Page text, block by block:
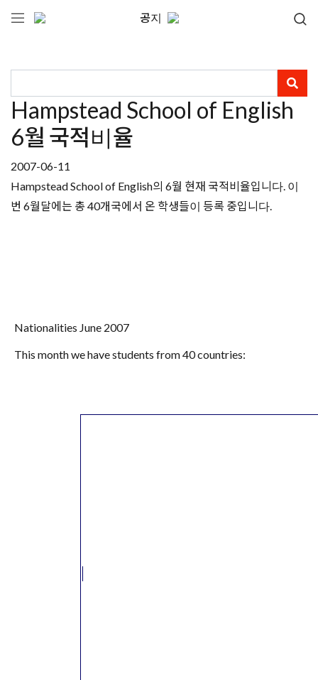
공지
Hampstead School of English
6월 국적비율
2007-06-11
Hampstead School of English의 6월 현재 국적비율입니다. 이
번 6월달에는 총 40개국에서 온 학생들이 등록 중입니다.
Nationalities June 2007
This month we have students from 40 countries: